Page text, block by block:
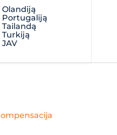
Olandiją
Portugaliją
Turkiją